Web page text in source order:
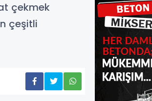
çekmek
çeşitli